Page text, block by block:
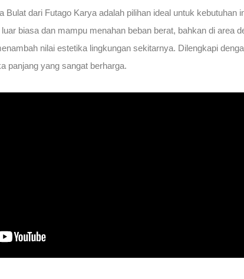
Bulat dari Futago Karya adalah pilihan ideal untuk
biasa dan mampu menahan beban berat, bahkan di area
nilai estetika lingkungan sekitarnya. Dilengkapi
panjang yang sangat berharga.